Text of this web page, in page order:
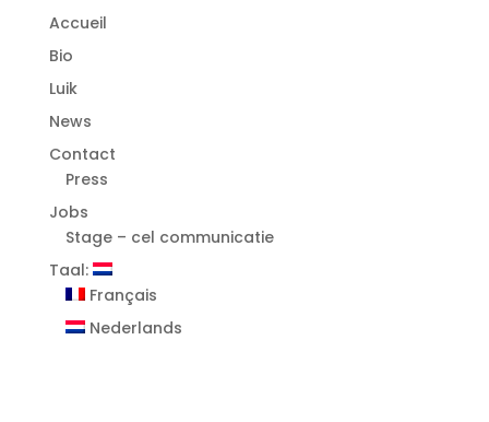
Accueil
Bio
Luik
News
Contact
Press
Jobs
Stage – cel communicatie
Taal:
Français
Nederlands